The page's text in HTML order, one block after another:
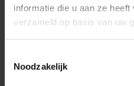
informatie die u aan ze
verzameld op basis van uw
Noodzakelijk